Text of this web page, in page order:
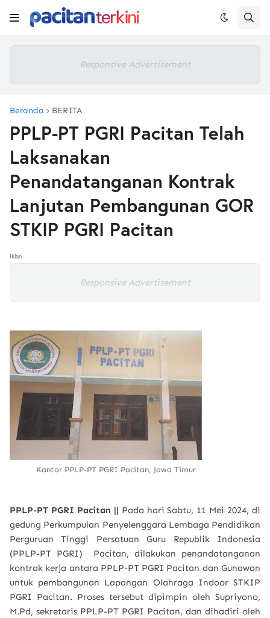
Responsive Advertisement
Beranda BERITA
PPLP-PT PGRI Pacitan Telah
Laksanakan
Penandatanganan Kontrak
Lanjutan Pembangunan GOR
STKIP PGRI Pacitan
Iklan
Responsive Advertisement
Kantor PPLP-PT PGRI Pacitan, Jawa Timur
PPLP-PT PGRI Pacitan || Pada hari Sabtu, 11 Mei 2024, di
gedung Perkumpulan Penyelenggara Lembaga Pendidikan
Perguruan Tinggi Persatuan Guru Republik Indonesia
(PPLP-PT PGRI) Pacitan, dilakukan penandatanganan
kontrak kerja antara PPLP-PT PGRI Pacitan dan Gunawan
untuk pembangunan Lapangan Olahraga Indoor STKIP
PGRI Pacitan. Proses tersebut dipimpin oleh Supriyono,
M.Pd, sekretaris PPLP-PT PGRI Pacitan, dan dihadiri oleh